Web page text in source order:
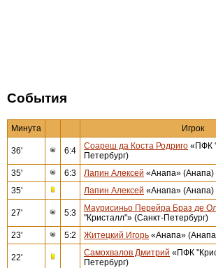
События
Минута Игрок
36' 6:4 Соареш да Коста Родриго «ПФК
Петербург)
35'
6:3 Лапин Алексей «Анапа» (Анапа)
35'
Лапин Алексей «Анапа» (Анапа)
27' 5:3 Маурисиньо Перейра Браз де
"Кристалл"» (Санкт-Петербург)
23'
5:2 Житецкий Игорь «Анапа»
22' Самохвалов Дмитрий «ПФК
Петербург)